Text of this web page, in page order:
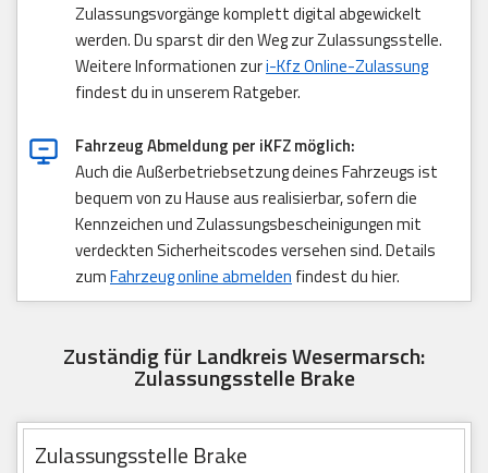
Zulassungsvorgänge komplett digital abgewickelt
werden. Du sparst dir den Weg zur Zulassungsstelle.
Weitere Informationen zuri-Kfz Online-Zulassung
findest du in unserem Ratgeber.
Fahrzeug Abmeldung per iKFZ möglich:
Auch die Außerbetriebsetzung deines Fahrzeugs ist
bequem von zu Hause aus realisierbar, sofern die
Kennzeichen und Zulassungsbescheinigungen mit
verdeckten Sicherheitscodes versehen sind. Details
zumFahrzeug online abmelden findest du hier.
Zuständig für Landkreis Wesermarsch:
Zulassungsstelle Brake
Zulassungsstelle Brake